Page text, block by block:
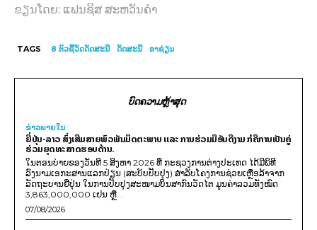
ຂຽນໂດຍ: ແຟນຊິສ ສະຫວັນຄຳ
TAGS 8 ຕົວຊີ້ວັດດັດສະນີ ດັດສະນີ ອາຊ່ຽນ
ບົດຄວາມຫຼ້າສຸດ
ຂ່າວພາຍ​ໃນ
ຍີ່ປຸ່ນ-ລາວ ສົ່ງເສີມສາຍພົວພັນມິດຕະພາບ ແລະ ການຮ່ວມມືອັນດີງາມ ກໍຄືການເປັນຄູ່
ຮ່ວມຍຸດທະສາດຮອບດ້ານ.
ໃນຕອນບ່າຍຂອງວັນທີ 5 ສິງຫາ 2026 ທີ່ ກະຊວງການຕ່າງປະເທດ ໄດ້ມີພິທີ
ລົງນາມເອກະສານແລກປ່ຽນ (ສະບັບປັບປຸງ) ສໍາລັບໂຄງການຊ່ວຍເຫຼືອລ້າຈາກ
ລັດຖະບານຍີ່ປຸ່ນ ໃນການປັບປຸງສະໜາມບິນສາກົນວັດໄຕ ມູນຄ່າລວມທັງໝົດ
3,863,000,000 ເຢນ ຫຼື...
07/08/2026